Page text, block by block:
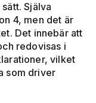
Själva
4, men det är
Det innebär att
redovisas i
vilket
som driver